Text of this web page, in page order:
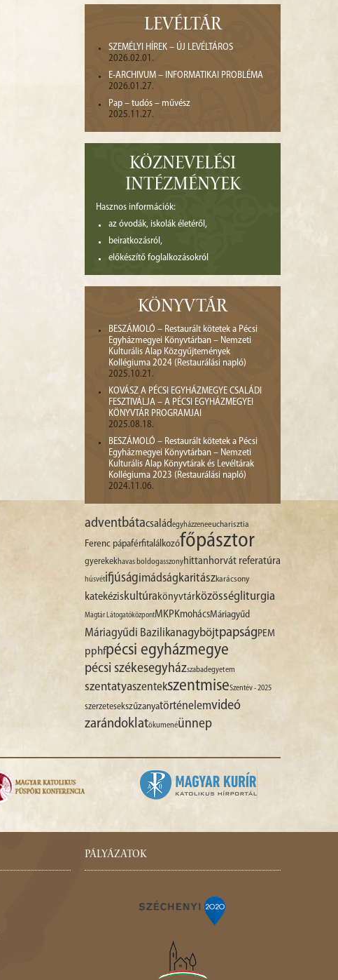
LEVÉLTÁR
SZEMÉLYI HÍREK – ÚJ LEVÉLTÁROS
2026.02.01.
E-ARCHIVUM – INFORMATIKAI PROBLÉMA
2026.01.27.
Pap – tudós – művész
2025.11.27.
KÖZNEVELÉSI
INTÉZMÉNYEK
Hasznos információk:
az óvodák, iskolák életéről,
beiratkozásról,
előkészítő foglalkozásokról
KÖNYVTÁR
BESZÁMOLÓ – Restaurált kötetek a Pécsi
Egyházmegyei Könyvtárban – Nemzeti
Kulturális Alap Közgyűjtemények
Kollégiuma 2024 (Restaurálási napló)
2025.10.21.
KOVÁSZ A PÉCSI EGYHÁZMEGYE CSALÁDI
FESZTIVÁLJA – A PÉCSI EGYHÁZMEGYEI
KÖNYVTÁR PROGRAMJAI
2025.08.18.
BESZÁMOLÓ – Restaurált kötetek a Pécsi
Egyházmegyei Könyvtárban – Nemzeti
Kulturális Alap Könyvtárak és Levéltárak
Kollégiuma 2023 (Restaurálási napló)
2024.11.06.
adventbátacsaládegyházzeneeucharisztia
Ferenc pápaférfitalálkozófőpásztor
gyerekekhavas boldogasszonyhittanhorvát referatúra
húsvétifjúságimádságkaritászkarácsony
katekéziskultúra könyvtárközösségliturgia
Magtár LátogatóközpontMKPKmohácsMáriagyűd
Máriagyűdi Bazilikanagyböjtpapság PEM
pphfpécsi egyházmegye
pécsi székesegyházszabadegyetem
szentatyaszentekszentmiseSzentév - 2025
szerzetesekszűzanyatörténelemvideó
zarándoklatökumenéünnep
PÁLYÁZATOK